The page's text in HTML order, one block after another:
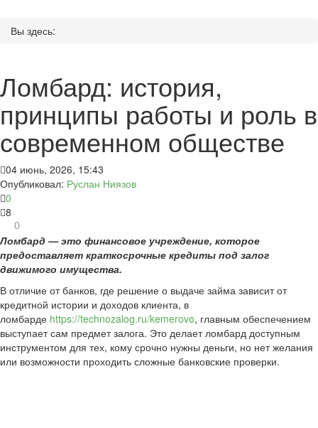
Вы здесь:
Ломбард: история,
принципы работы и роль в
современном обществе
04 июнь, 2026, 15:43
Опубликовал: Руслан Ниязов
0
8
0
Ломбард — это финансовое учреждение, которое
предоставляет краткосрочные кредиты под залог
движимого имущества.
В отличие от банков, где решение о выдаче займа зависит от
кредитной истории и доходов клиента, в
ломбарде https://technozalog.ru/kemerovo, главным обеспечением
выступает сам предмет залога. Это делает ломбард доступным
инструментом для тех, кому срочно нужны деньги, но нет желания
или возможности проходить сложные банковские проверки.